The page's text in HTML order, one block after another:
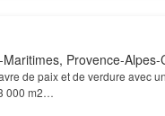
Provence-Alpes-
de paix et de verdure avec
000 m2…